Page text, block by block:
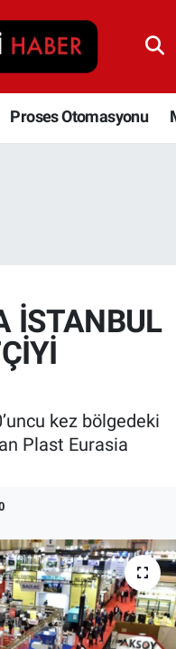
Proses Otomasyonu
İSTANBUL
kez bölgedeki
Plast Eurasia